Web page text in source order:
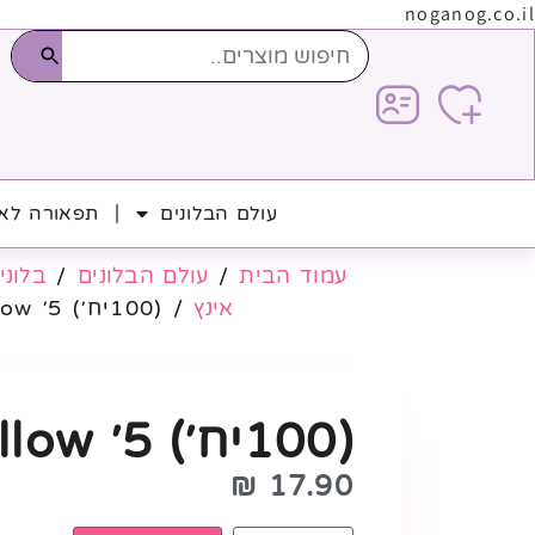
noganog.co.il
עולם הבלונים תפאורה
עמוד הבית/ עולם הבלונים /
אינץ/ (100יח׳) 5׳ Pale Yellow
(100יח׳) 5׳ Pale Yellow
17.90
₪